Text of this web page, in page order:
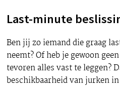
Last-minute
Ben jij zo iemand die graag
neemt? Of heb je gewoon
tevoren alles vast te leggen?
beschikbaarheid van jurken